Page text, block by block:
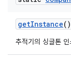
getInstance()
추적기의 싱글톤